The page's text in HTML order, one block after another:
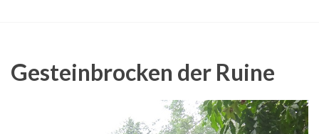
Gesteinbrocken der Ruine